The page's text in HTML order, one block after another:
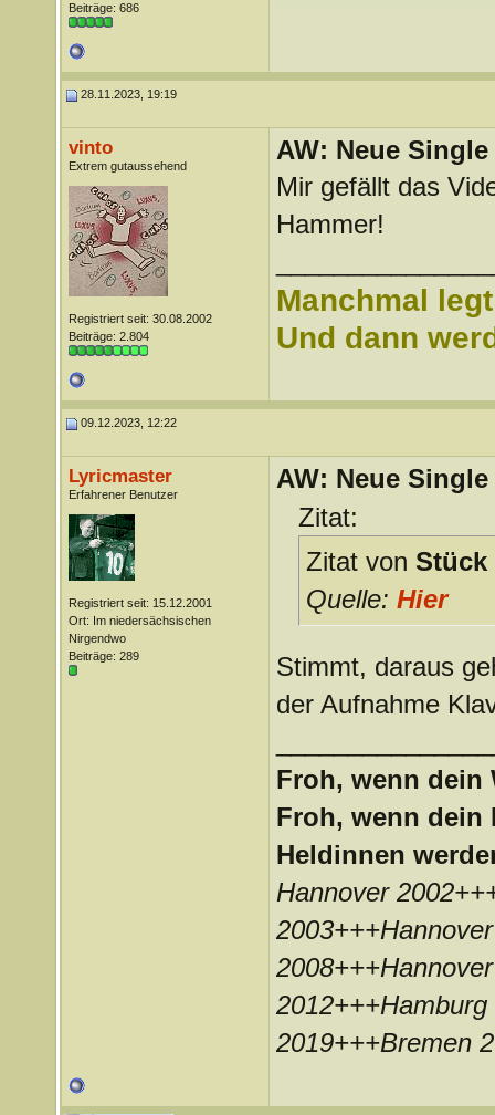
Beiträge: 686
28.11.2023, 19:19
vinto
Extrem gutaussehend
Registriert seit: 30.08.2002
Beiträge: 2.804
AW: Neue
Mir gefällt das
Hammer!
Manchmal
Und dann
09.12.2023, 12:22
Lyricmaster
Erfahrener Benutzer
Registriert seit: 15.12.2001
Ort: Im niedersächsischen
Nirgendwo
Beiträge: 289
AW: Neue
Zitat:
Zitat von Stück
Quelle: Hier
Stimmt, daraus
der Aufnahme
Froh, wenn dein
Froh, wenn dein
Heldinnen
Hannover
2019+++Bremen